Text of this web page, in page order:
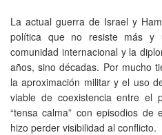
La actual guerra de Israel y
política que no resiste más y
comunidad internacional y la
años, sino décadas. Por mucho
la aproximación militar y el uso
viable de coexistencia entre el
“tensa calma” con episodios de
hizo perder visibilidad al conflicto.